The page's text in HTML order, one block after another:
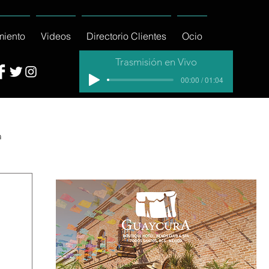
Videos Directorio Clientes Ocio
Trasmisión en Vivo
00:00 / 01:04